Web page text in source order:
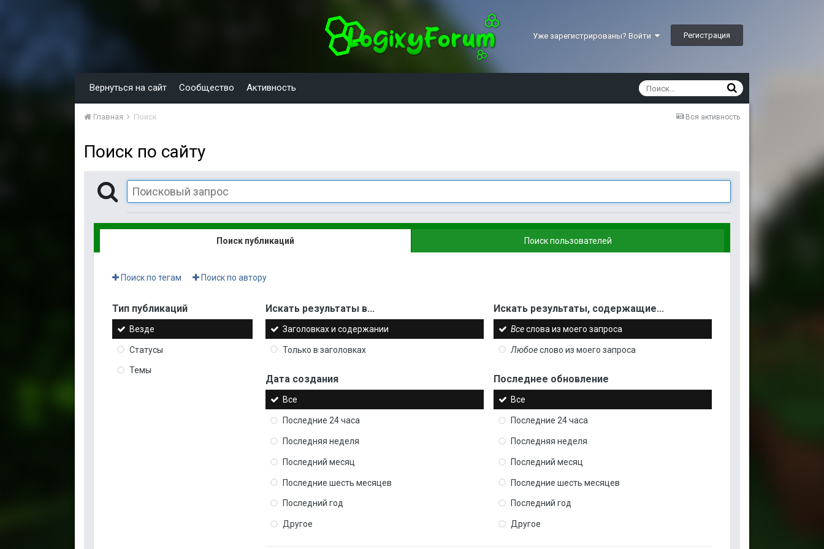
Уже зарегистрированы? Войти Регистрация
Вернуться на сайт Сообщество Активность
Вся активность
Главная Поиск
Поиск по сайту
Поиск публикаций Поиск пользователей
Поиск по тегам Поиск по автору
Тип публикаций
Везде
Статусы
Темы
Искать результаты в...
Заголовках и содержании
Только в заголовках
Искать результаты, содержащие...
Всеслова из моего запроса
Любоеслово из моего запроса
Дата создания
Все
Последние 24 часа
Последняя неделя
Последний месяц
Последние шесть месяцев
Последний год
Другое
Последнее обновление
Все
Последние 24 часа
Последняя неделя
Последний месяц
Последние шесть месяцев
Последний год
Другое